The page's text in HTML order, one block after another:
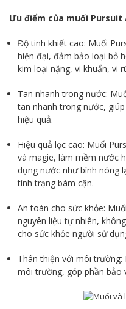
Ưu điểm của muối Pursuit
Độ tinh khiết cao: Muối
hiện đại, đảm bảo loại bỏ
kim loại nặng, vi khuẩn, vi
Tan nhanh trong nước:
tan nhanh trong nước,
hiệu quả.
Hiệu quả lọc cao: Muối
và magie, làm mềm nước
dụng nước như bình nóng
tình trạng bám cặn.
An toàn cho sức khỏe:
nguyên liệu tự nhiên,
cho sức khỏe người sử
Thân thiện với môi trường:
môi trường, góp phần bảo